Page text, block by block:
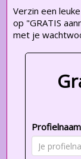
Verzin een
op "GRATIS
met je
Profielnaam